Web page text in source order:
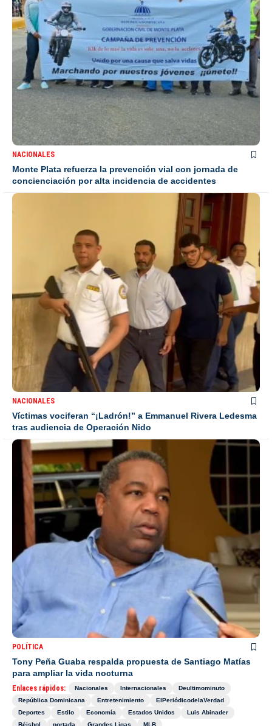
NACIONALES
Monte Plata refuerza la prevención vial con jornada de
concienciación por alta incidencia de accidentes
NACIONALES
Víctimas vociferan “¡Ladrón!” a Emmanuel Rivera Ledesma
tras audiencia de Operación Nido
POLÍTICA
Tony Peña Guaba respalda propuesta de Santiago Matías
para ampliar la vida nocturna
Enlaces rápidos: Nacionales Internacionales
Deultimominuto
República Dominicana
Entretenimiento
ElPeriódicodelaVerdad
Deportes
Estilo Economía Estados Unidos
Luis Abinader
Béisbol
portada Grandes Ligas MLB